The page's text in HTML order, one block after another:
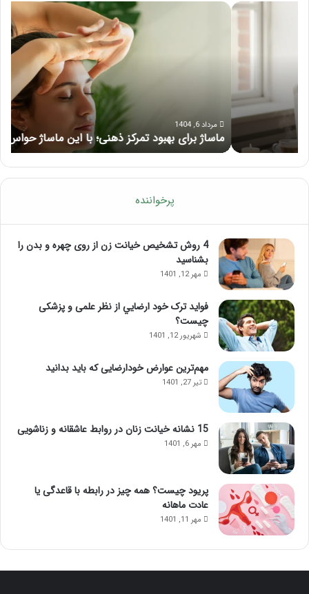
با
ماساژ
حواس‌جمع
شوید!
مرداد 6, 1404
ماساژ برای بهبود تمرکز ذهنی؛ با این ماساژ حواس‌جمع شوید!
بعد
ژل
پرخواننده
4 روش تشخیص خیانت زن از روی چهره و بدن را
بشناسید
مهر 12, 1401
فواید ترک خود ارضايي از نظر علمی و پزشکی
چیست؟
شهریور 12, 1401
مهم‌ترین عوارض خودارضایی که باید بدانید
تیر 27, 1401
15 نشانه خیانت زنان در روابط عاشقانه و زناشویی
مهر 6, 1401
پریود چیست؟ همه چیز در رابطه با قاعدگی یا
عادت ماهانه
مهر 11, 1401